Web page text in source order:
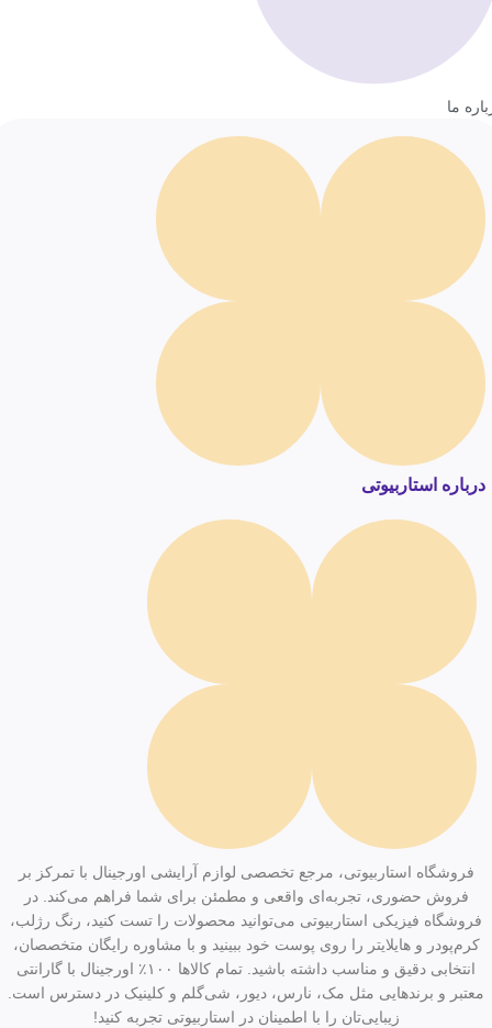
ما
درباره استاربیوتی
فروشگاه استاربیوتی، مرجع تخصصی لوازم آرایشی اورجینال با تمرکز بر
فروش حضوری، تجربه‌ای واقعی و مطمئن برای شما فراهم می‌کند. در
فروشگاه فیزیکی استاربیوتی می‌توانید محصولات را تست کنید، رنگ رژلب،
کرم‌پودر و هایلایتر را روی پوست خود ببینید و با مشاوره رایگان متخصصان،
انتخابی دقیق و مناسب داشته باشید. تمام کالاها ۱۰۰٪ اورجینال با گارانتی
معتبر و برندهایی مثل مک، نارس، دیور، شی‌گلم و کلینیک در دسترس است.
زیبایی‌تان را با اطمینان در استاربیوتی تجربه کنید!